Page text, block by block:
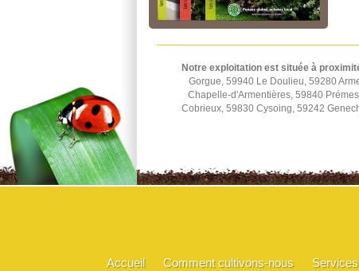
Notre exploitation est située à
Gorgue, 59940 Le Doulieu, 59280
Chapelle-d'Armentières, 59840
Cobrieux, 59830 Cysoing, 59242
Accueil Comment cultivons-nous